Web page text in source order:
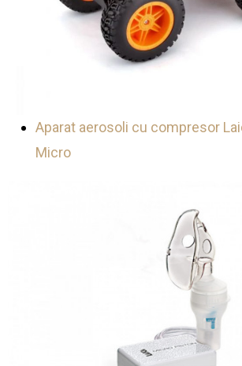
Aparat aerosoli cu compresor
Micro